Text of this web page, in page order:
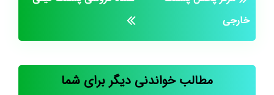
خارجی
مطالب خواندنی دیگر برای شما